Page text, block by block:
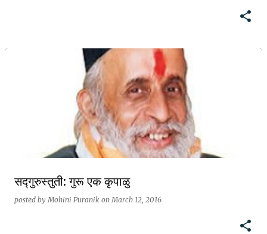
सद्गुरुस्तुती: गुरू एक कृपाळु
posted byMohini Puranik onMarch 12, 2016